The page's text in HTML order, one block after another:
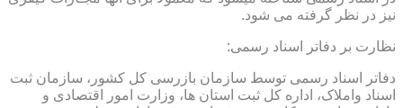
نیز در نظر گرفته می شود.
نظارت بر دفاتر اسناد رسمی:
دفاتر اسناد رسمی توسط سازمان بازرسی کل کشور، سازمان ثبت
اسناد واملاک، اداره کل ثبت استان ها، وزارت امور اقتصادی و